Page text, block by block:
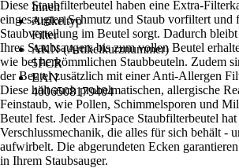
Innen
Artikeltyp
Filter
AKN (Artikelkurznummer)
5FCR
EAN
4006508179404
Diese Staubfilterbeutel haben eine Extra-
eingesaugten Schmutz und Staub vorfiltert und
Staubverteilung im Beutel sorgt. Dadurch
Ihres Staubsaugers bis zum vollen Beutel
wie bei herkömmlichen Staubbeuteln. Zudem
der Beutel zusätzlich mit einer Anti-Allergen
Diese hält auch probelmatischen, allergische
Feinstaub, wie Pollen, Schimmelsporen und
Beutel fest. Jeder AirSpace Staubfilterbeutel
Verschlussmechanik, die alles für sich behält -
aufwirbelt. Die abgerundeten Ecken
in Ihrem Staubsauger.